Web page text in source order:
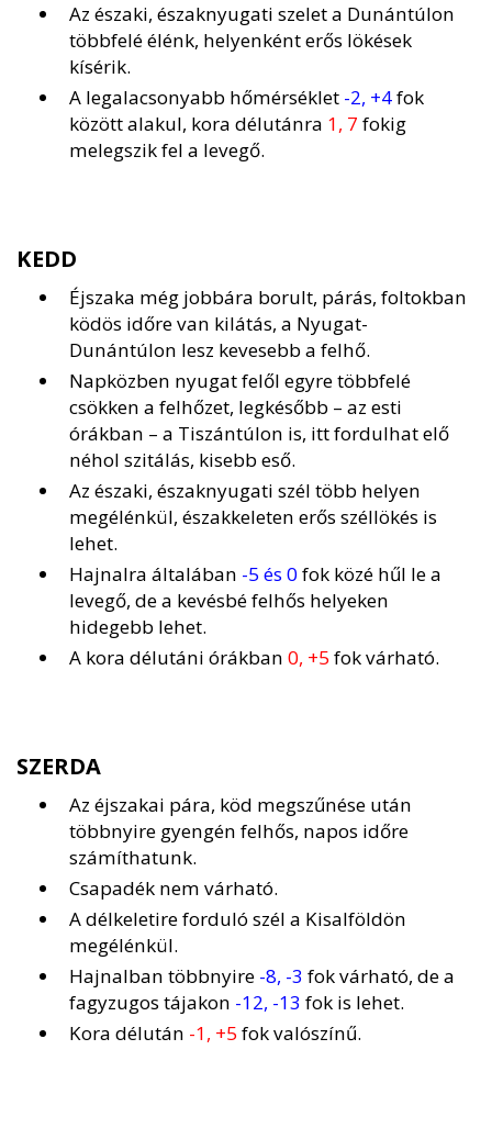
Az északi, északnyugati szelet a Dunántúlon
többfelé élénk, helyenként erős lökések
kísérik.
A legalacsonyabb hőmérséklet -2, +4fok
között alakul, kora délutánra 1, 7 fokig
melegszik fel a levegő.
KEDD
Éjszaka még jobbára borult, párás, foltokban
ködös időre van kilátás, a Nyugat-
Dunántúlon lesz kevesebb a felhő.
Napközben nyugat felől egyre többfelé
csökken a felhőzet, legkésőbb – az esti
órákban – a Tiszántúlon is, itt fordulhat elő
néhol szitálás, kisebb eső.
Az északi, északnyugati szél több helyen
megélénkül, északkeleten erős széllökés is
lehet.
Hajnalra általában -5 és 0fok közé hűl le a
levegő, de a kevésbé felhős helyeken
hidegebb lehet.
A kora délutáni órákban 0, +5 fok várható.
SZERDA
Az éjszakai pára, köd megszűnése után
többnyire gyengén felhős, napos időre
számíthatunk.
Csapadék nem várható.
A délkeletire forduló szél a Kisalföldön
megélénkül.
Hajnalban többnyire -8, -3 fok várható, de a
fagyzugos tájakon -12, -13 fok is lehet.
Kora délután -1, +5 fok valószínű.